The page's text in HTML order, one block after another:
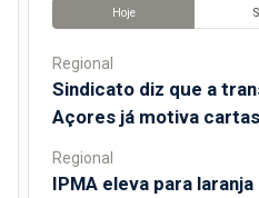
Hoje
Regional
Sindicato diz que a
Açores já motiva
Regional
IPMA eleva para